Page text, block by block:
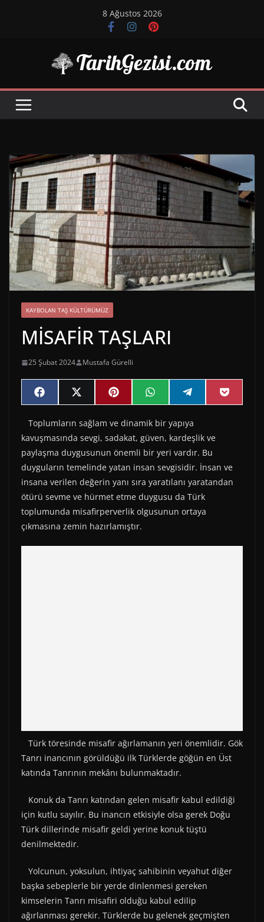
8 Ağustos 2026
KAYBOLAN TAŞ KÜLTÜRÜMÜZ
MİSAFİR TAŞLARI
25 Şubat 2024 Mustafa Gürelli
Share
on
F
a
e
b
o
o
k
Share
on
X
(
w
i
t
t
e
r
)
Share
on
P
i
t
e
r
e
s
t
Share
on
W
h
t
s
A
p
p
Share
on
e
e
g
r
a
m
Share
on
P
o
Toplumların sağlam ve dinamik bir yapıya
kavuşmasında sevgi, sadakat, güven, kardeşlik ve
paylaşma duygusunun önemli bir yeri vardır. Bu
duyguların temelinde yatan insan sevgisidir. İnsan ve
insana verilen değerin yanı sıra yaratılanı yaratandan
ötürü sevme ve hürmet etme duygusu da Türk
toplumunda misafirperverlik olgusunun ortaya
çıkmasına zemin hazırlamıştır.
Türk töresinde misafir ağırlamanın yeri önemlidir. Gök
Tanrı inancının görüldüğü ilk Türklerde göğün en Üst
katında Tanrının mekânı bulunmaktadır.
Konuk da Tanrı katından gelen misafir kabul edildiği
için kutlu sayılır. Bu inancın etkisiyle olsa gerek Doğu
Türk dillerinde misafir geldi yerine konuk tüştü
denilmektedir.
Yolcunun, yoksulun, ihtiyaç sahibinin veyahut diğer
başka sebeplerle bir yerde dinlenmesi gereken
kimselerin Tanrı misafiri olduğu kabul edilip
ağırlanması gerekir. Türklerde bu gelenek geçmişten